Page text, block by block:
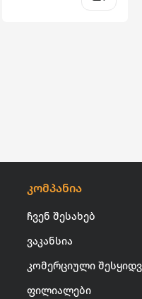
კომპანია
ჩვენ შესახებ
ვაკანსია
კომერციული
ფილიალები